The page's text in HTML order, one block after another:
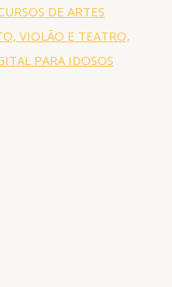
DE ARTES
VIOLÃO E TEATRO,
PARA IDOSOS